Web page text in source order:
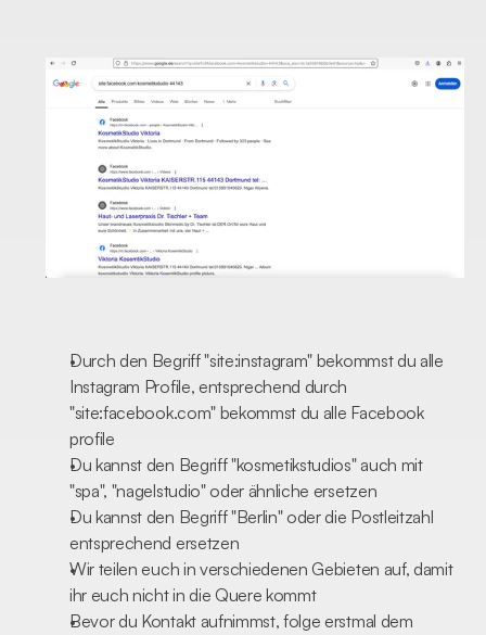
Durch den Begriff "site:instagram" bekommst du alle
Instagram Profile, entsprechend durch
"site:facebook.com" bekommst du alle Facebook
profile
Du kannst den Begriff "kosmetikstudios" auch mit
"spa", "nagelstudio" oder ähnliche ersetzen
Du kannst den Begriff "Berlin" oder die Postleitzahl
entsprechend ersetzen
Wir teilen euch in verschiedenen Gebieten auf, damit
ihr euch nicht in die Quere kommt
Bevor du Kontakt aufnimmst, folge erstmal dem